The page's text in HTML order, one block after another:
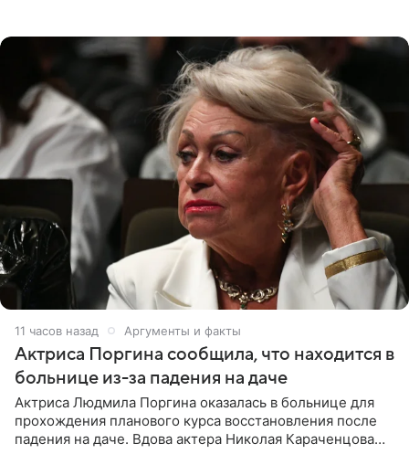
11 часов назад Аргументы и факты
Актриса Поргина сообщила, что находится в
больнице из-за падения на даче
Актриса Людмила Поргина оказалась в больнице для
прохождения планового курса восстановления после
падения на даче. Вдова актера Николая Караченцова